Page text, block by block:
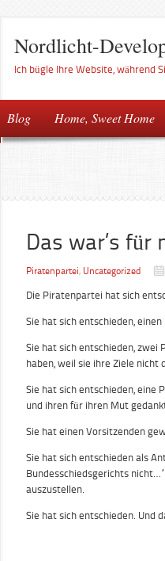
Nordlicht-
Ich bügle Ihre Website, während
Blog Home, Sweet Home
Das war’s für
Piratenpartei, Uncategorized
Die Piratenpartei hat sich
Sie hat sich entschieden,
Sie hat sich entschieden,
haben, weil sie ihre Ziele nicht
Sie hat sich entschieden, eine
und ihren für ihren Mut
Sie hat einen Vorsitzenden
Sie hat sich entschieden als
Bundesschiedsgerichts
auszustellen.
Sie hat sich entschieden. Und